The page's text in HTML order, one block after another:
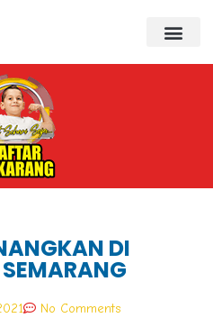
DI
No Comments